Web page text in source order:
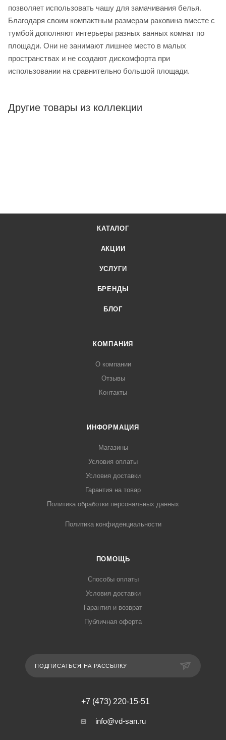
позволяет использовать чашу для замачивания белья.
Благодаря своим компактным размерам раковина вместе с
тумбой дополняют интерьеры разных ванных комнат по
площади. Они не занимают лишнее место в малых
пространствах и не создают дискомфорта при
использовании на сравнительно большой площади.
Другие товары из коллекции
КАТАЛОГ
АКЦИИ
УСЛУГИ
БРЕНДЫ
БЛОГ
КОМПАНИЯ
О компании
Отзывы
Контакты
ИНФОРМАЦИЯ
Магазины
Условия оплаты
Условия доставки
Гарантия на товар
Политика обработки персональных данных
Политика конфиденциальности
ПОМОЩЬ
Способы оплаты
Условия доставки
Гарантия и возврат
Публичная оферта
ПОДПИСАТЬСЯ НА РАССЫЛКУ
+7 (473) 220-15-51
info@vd-san.ru